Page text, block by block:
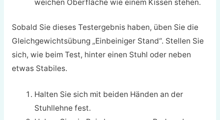
weichen Oberfläche wie einem Kissen stehen.
Sobald Sie dieses Testergebnis haben, üben Sie die
Gleichgewichtsübung „Einbeiniger Stand“. Stellen Sie
sich, wie beim Test, hinter einen Stuhl oder neben
etwas Stabiles.
Halten Sie sich mit beiden Händen an der
Stuhllehne fest.